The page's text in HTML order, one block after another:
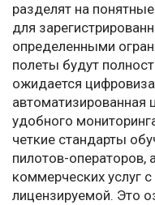
разделят на
для
определенными
полеты будут
ожидается
автоматизированная
удобного
четкие стандарты
пилотов-операторов,
коммерческих услуг
лицензируемой. Это